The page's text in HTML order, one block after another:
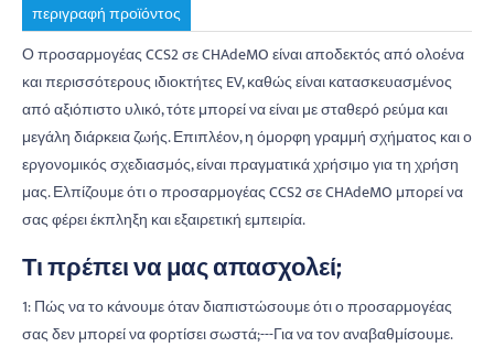
περιγραφή προϊόντος
Ο προσαρμογέας CCS2 σε CHAdeMO είναι αποδεκτός από ολοένα
και περισσότερους ιδιοκτήτες EV, καθώς είναι κατασκευασμένος
από αξιόπιστο υλικό, τότε μπορεί να είναι με σταθερό ρεύμα και
μεγάλη διάρκεια ζωής. Επιπλέον, η όμορφη γραμμή σχήματος και ο
εργονομικός σχεδιασμός, είναι πραγματικά χρήσιμο για τη χρήση
μας. Ελπίζουμε ότι ο προσαρμογέας CCS2 σε CHAdeMO μπορεί να
σας φέρει έκπληξη και εξαιρετική εμπειρία.
Τι πρέπει να μας απασχολεί;
1: Πώς να το κάνουμε όταν διαπιστώσουμε ότι ο προσαρμογέας
σας δεν μπορεί να φορτίσει σωστά;---Για να τον αναβαθμίσουμε.